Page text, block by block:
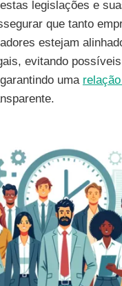
legislações e
que tanto
estejam
evitando
uma